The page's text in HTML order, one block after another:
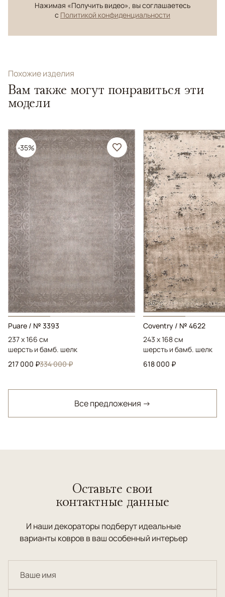
Нажимая «Получить видео», вы соглашаетесь
с Политикой конфиденциальности
Похожие изделия
Вам также могут понравиться эти
модели
-35%
Puare / № 3393
237 x 166 см
шерсть и бамб. шелк
217 000 ₽334 000 ₽
Coventry / № 4622
243 x 168 см
шерсть и бамб. шелк
618 000 ₽
Все предложения →
Оставьте свои
контактные данные
И наши декораторы подберут идеальные
варианты ковров в ваш особенный интерьер